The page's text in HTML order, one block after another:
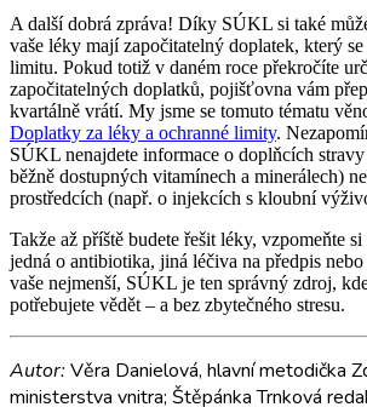
A další dobrá zpráva! Díky SÚKL si také
vaše léky mají započitatelný doplatek, který
limitu. Pokud totiž v daném roce překročíte
započitatelných doplatků, pojišťovna vám
kvartálně vrátí. My jsme se tomuto tématu
Doplatky za léky a ochranné limity.
SÚKL nenajdete informace o doplňcích
běžně dostupných vitamínech a minerálech)
prostředcích (např. o injekcích s kloubní
Takže až příště budete řešit léky, vzpomeňte
jedná o antibiotika, jiná léčiva na předpis
vaše nejmenší, SÚKL je ten správný zdroj,
potřebujete vědět – a bez zbytečného stresu.
Autor: Věra Danielová, hlavní metodička
ministerstva vnitra; Štěpánka Trnková